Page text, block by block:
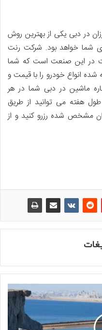
در دبی یکی از بهترین روش
شما خواهد بود. شرکت رنت
در این صنعت است که شما
انواع خودرو را با قیمت و
ماشین در دبی شما در هر
هفته می توانید از طریق
مشخص شده رزرو کنید و از